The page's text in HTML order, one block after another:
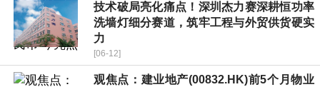
技术破局亮化痛点！深圳杰力赛深耕恒功率
洗墙灯细分赛道，筑牢工程与外贸供货硬实
力
[06-12]
观焦点：建业地产(00832.HK)前5个月物业